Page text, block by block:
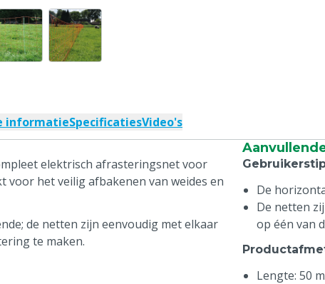
informatieSpecificatiesVideo's
elektrisch afrasteringsnet voor
voor het veilig afbakenen van weides en
de netten zijn eenvoudig met elkaar
te maken.
De
De netten
op één van
Lengte: 50